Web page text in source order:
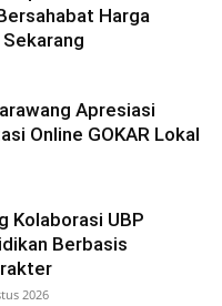
Harga
Apresiasi
Online GOKAR Lokal
Kolaborasi UBP
Berbasis
2026